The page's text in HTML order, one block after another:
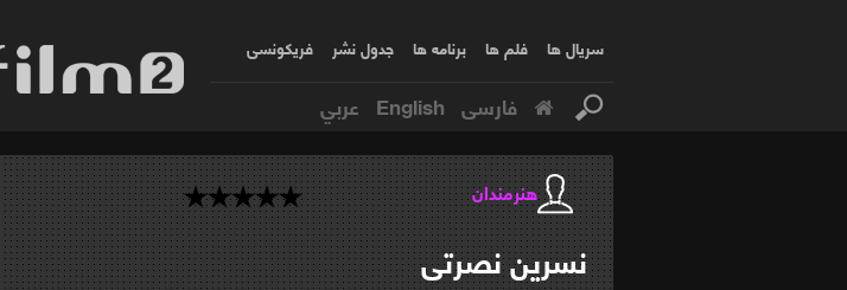
سریال ها فلم ها برنامه ها جدول نشر فریکونسی
فارسی English عربي
هنرمندان
نسریننصرتی